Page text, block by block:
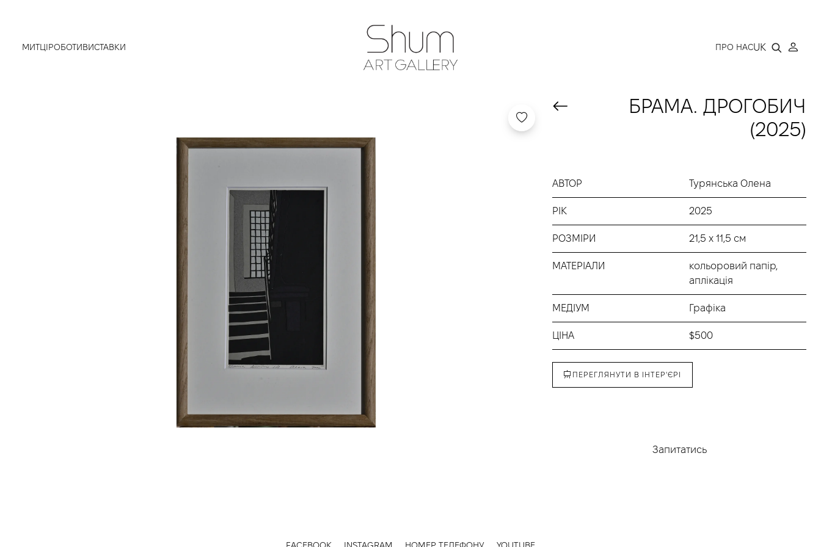
МИТЦІРОБОТИВИСТАВКИ SHUM ART GALLERY ПРО НАСUK
БРАМА. ДРОГОБИЧ
(2025)
АВТОР Турянська Олена
РІК 2025
РОЗМІРИ 21,5 х 11,5 см
МАТЕРІАЛИ
кольоровий папір,
аплікація
МЕДІУМ Графіка
ЦІНА $500
ПЕРЕГЛЯНУТИ В ІНТЕР'ЄРІ
Запитатись